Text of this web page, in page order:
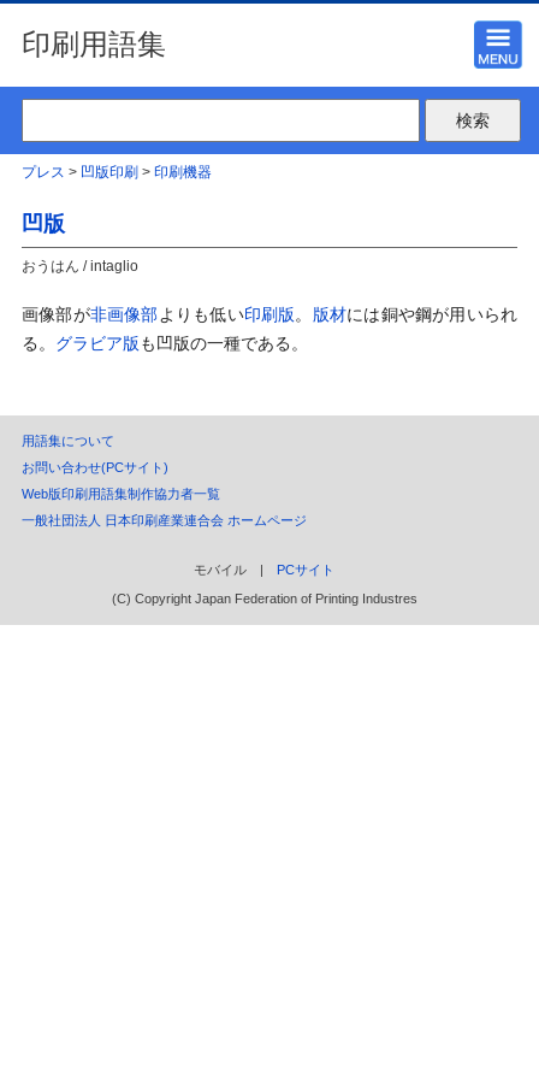
印刷用語集
プレス > 凹版印刷 > 印刷機器
凹版
おうはん / intaglio
画像部が非画像部よりも低い印刷版。 版材には銅や鋼が用いられ
る。 グラビア版も凹版の一種である。
用語集について
お問い合わせ(PCサイト)
Web版印刷用語集制作協力者一覧
一般社団法人 日本印刷産業連合会 ホームページ
モバイル | PCサイト
(C) Copyright Japan Federation of Printing Industres